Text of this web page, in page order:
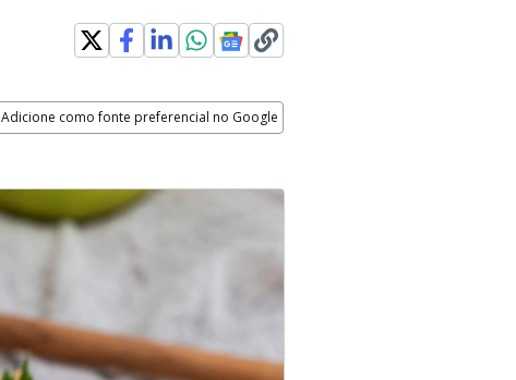
Adicione como fonte preferencial no Google